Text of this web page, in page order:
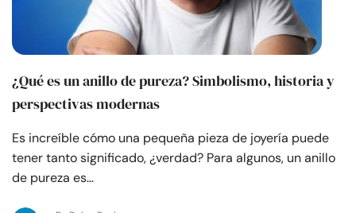
Sobre nosotros Contáctanos
© Copyright 2026. Todos los derechos reservados.
¿Qué es un anillo de pureza? Simbolismo, historia y
perspectivas modernas
Es increíble cómo una pequeña pieza de joyería puede
tener tanto significado, ¿verdad? Para algunos, un anillo
de pureza es…